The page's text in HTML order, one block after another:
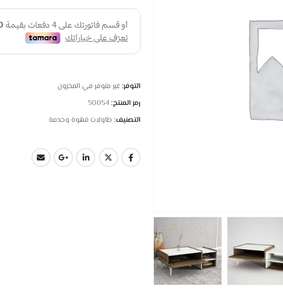
التوفر:غير متوفر في المخزون
رمز المنتج:50054
التصنيف: طاولات قهوة وخدمة